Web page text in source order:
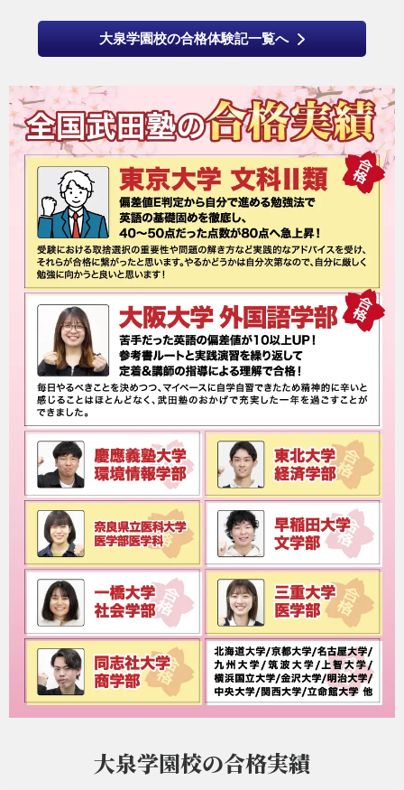
大泉学園校の合格体験記一覧へ
大泉学園校の合格実績